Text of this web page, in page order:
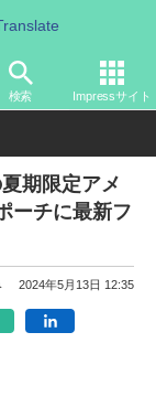
検索 Impressサイト
イン
期限定アメ
ーチに最新フ
2024年5月13日 12:35